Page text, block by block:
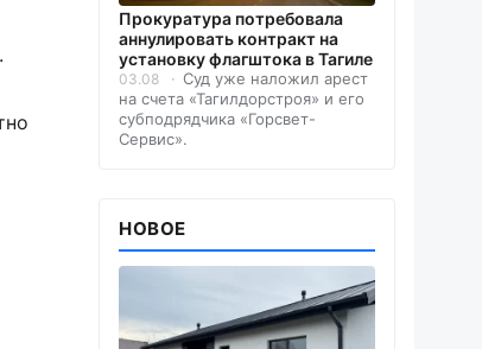
Прокуратура потребовала
аннулировать контракт на
установку флагштока в Тагиле
03.08
Суд уже наложил арест
на счета «Тагилдорстроя» и его
субподрядчика «Горсвет-
Сервис».
НОВОЕ